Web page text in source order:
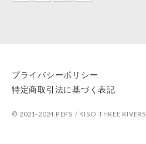
プライバシーポリシー
特定商取引法に基づく表記
© 2021-2024 PEPS / KISO THREE RIVERS